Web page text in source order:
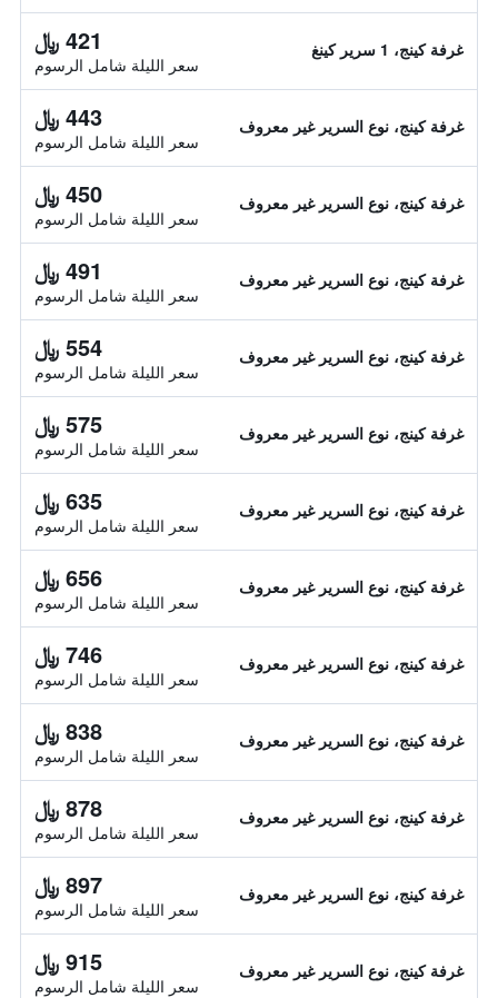
غرفة كينج، 1 سرير كينغ 421 ﷼
سعر الليلة شامل الرسوم
غرفة كينج، نوع السرير غير معروف 443 ﷼
سعر الليلة شامل الرسوم
غرفة كينج، نوع السرير غير معروف 450 ﷼
سعر الليلة شامل الرسوم
غرفة كينج، نوع السرير غير معروف 491 ﷼
سعر الليلة شامل الرسوم
غرفة كينج، نوع السرير غير معروف 554 ﷼
سعر الليلة شامل الرسوم
غرفة كينج، نوع السرير غير معروف 575 ﷼
سعر الليلة شامل الرسوم
غرفة كينج، نوع السرير غير معروف 635 ﷼
سعر الليلة شامل الرسوم
غرفة كينج، نوع السرير غير معروف 656 ﷼
سعر الليلة شامل الرسوم
غرفة كينج، نوع السرير غير معروف 746 ﷼
سعر الليلة شامل الرسوم
غرفة كينج، نوع السرير غير معروف 838 ﷼
سعر الليلة شامل الرسوم
غرفة كينج، نوع السرير غير معروف 878 ﷼
سعر الليلة شامل الرسوم
غرفة كينج، نوع السرير غير معروف 897 ﷼
سعر الليلة شامل الرسوم
غرفة كينج، نوع السرير غير معروف 915 ﷼
سعر الليلة شامل الرسوم